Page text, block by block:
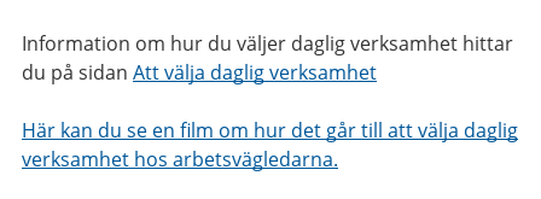
Information om hur du väljer daglig verksamhet hittar
du på sidan Att välja daglig verksamhet
Här kan du se en film om hur det går till att välja daglig
verksamhet hos arbetsvägledarna.